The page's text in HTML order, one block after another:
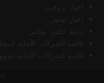
أخبار تروفيت
أخبار تونس
رابط خلفي مجاني
قائمة الشركات الأهلية
قائمة الشركات الأهلية